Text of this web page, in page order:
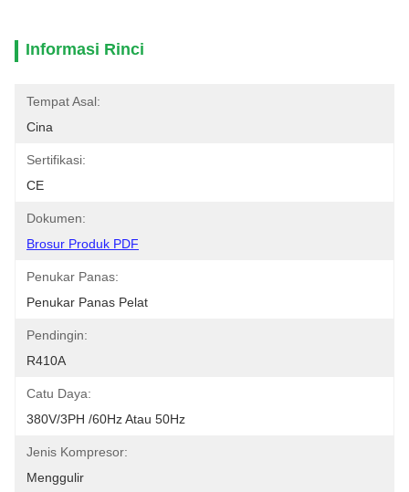
Informasi Rinci
Tempat Asal:
Cina
Sertifikasi:
CE
Dokumen:
Brosur Produk PDF
Penukar Panas:
Penukar Panas Pelat
Pendingin:
R410A
Catu Daya:
380V/3PH /60Hz Atau 50Hz
Jenis Kompresor:
Menggulir